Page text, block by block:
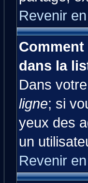
Revenir
dans la
Dans
ligne; si
yeux des
un
Revenir